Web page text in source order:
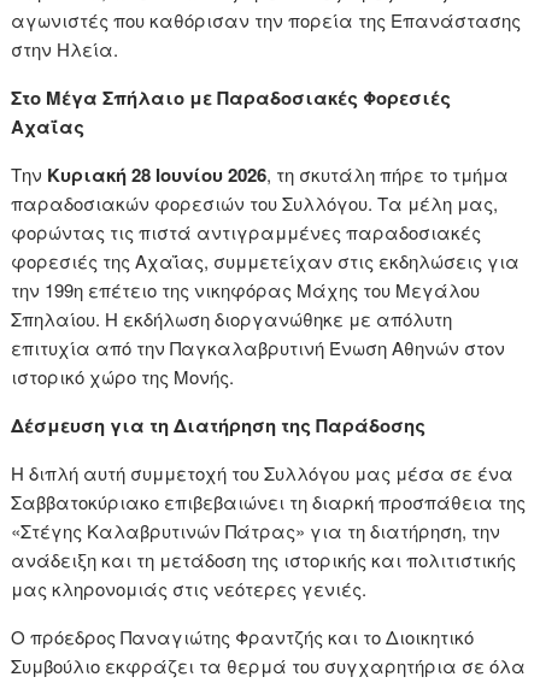
αγωνιστές που καθόρισαν την πορεία της Επανάστασης
στην Ηλεία.
Στο Μέγα Σπήλαιο με Παραδοσιακές Φορεσιές
Αχαΐας
Την Κυριακή 28 Ιουνίου 2026, τη σκυτάλη πήρε το τμήμα
παραδοσιακών φορεσιών του Συλλόγου. Τα μέλη μας,
φορώντας τις πιστά αντιγραμμένες παραδοσιακές
φορεσιές της Αχαΐας, συμμετείχαν στις εκδηλώσεις για
την 199η επέτειο της νικηφόρας Μάχης του Μεγάλου
Σπηλαίου. Η εκδήλωση διοργανώθηκε με απόλυτη
επιτυχία από την Παγκαλαβρυτινή Ένωση Αθηνών στον
ιστορικό χώρο της Μονής.
Δέσμευση για τη Διατήρηση της Παράδοσης
Η διπλή αυτή συμμετοχή του Συλλόγου μας μέσα σε ένα
Σαββατοκύριακο επιβεβαιώνει τη διαρκή προσπάθεια της
«Στέγης Καλαβρυτινών Πάτρας» για τη διατήρηση, την
ανάδειξη και τη μετάδοση της ιστορικής και πολιτιστικής
μας κληρονομιάς στις νεότερες γενιές.
Ο πρόεδρος Παναγιώτης Φραντζής και το Διοικητικό
Συμβούλιο εκφράζει τα θερμά του συγχαρητήρια σε όλα